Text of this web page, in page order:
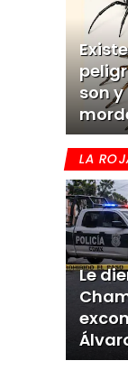
son
LA
Le